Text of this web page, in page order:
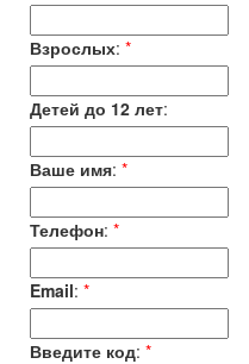
Взрослых: *
Детей до 12 лет:
Ваше имя: *
Телефон: *
Email: *
Введите код: *